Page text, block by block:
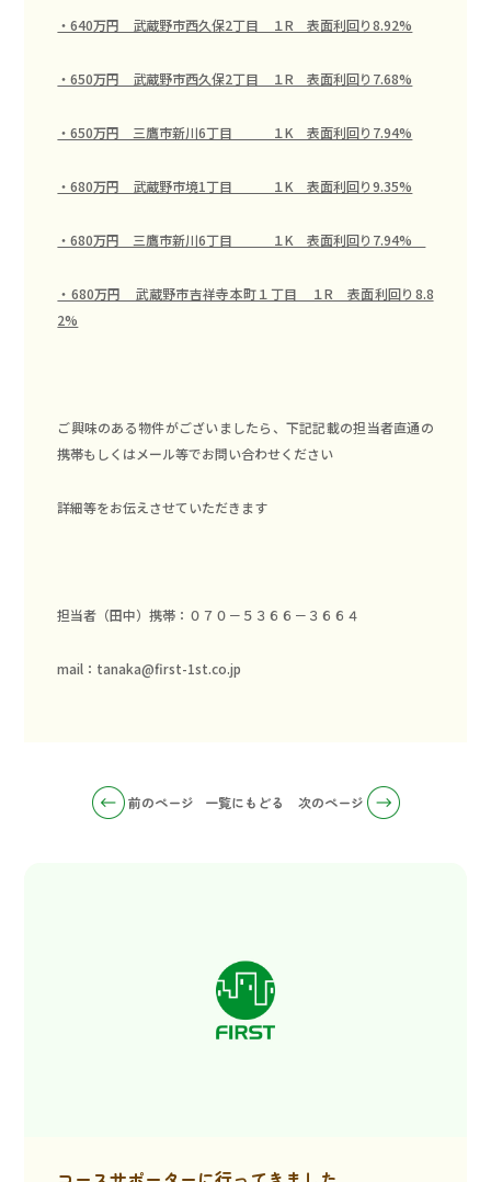
・640万円 武蔵野市西久保2丁目 １R 表面利回り8.92%
・650万円 武蔵野市西久保2丁目 １R 表面利回り7.68%
・650万円 三鷹市新川6丁目 １K 表面利回り7.94%
・680万円 武蔵野市境1丁目 １K 表面利回り9.35%
・680万円 三鷹市新川6丁目 １K 表面利回り7.94%
・680万円 武蔵野市吉祥寺本町１丁目 １R 表面利回り8.8
2%
ご興味のある物件がございましたら、下記記載の担当者直通の
携帯もしくはメール等でお問い合わせください
詳細等をお伝えさせていただきます
担当者（田中）携帯：０７０－５３６６－３６６４
mail： tanaka@first-1st.co.jp
前のページ 一覧にもどる 次のページ